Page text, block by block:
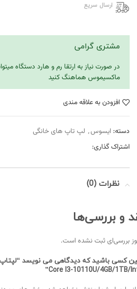
ارسال سریع
مشتری گرامی
در صورت نیاز به ارتقا رم و هارد دستگاه
ماکسیموس هماهنگ کنید
افزودن به علاقه مندی
دسته: ایسوس, لپ تاپ های خانگی
اشتراک گذاری:
نظرات (0)
و بررسی‌ها
بررسی‌ای ثبت نشده است.
Core I3-10110U/4GB/1TB/